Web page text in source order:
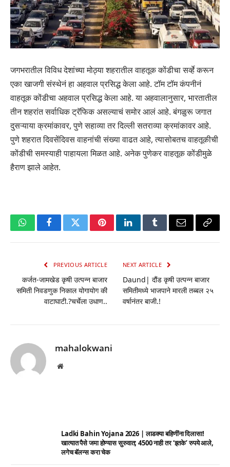
जगभरातील विविध देशांच्या मोठ्या शहरातील वाहतूक कोंडीचा सर्व्हे करून
एका खाजगी संस्थेनं हा अहवाल प्रसिद्ध केला आहे. टॉम टॉम कंपनीनं
वाहतूक कोंडीचा अहवाल प्रसिद्ध केला आहे. या अहवालानुसार, भारतातील
तीन शहरांत सर्वाधिक ट्रॅफिक असल्याचं समोर आलं आहे. बंगळुरू जगात
दुसऱ्याया क्रमांकावर, पुणे सहाव्या तर दिल्ली सतराव्या क्रमांकावर आहे.
पुणे शहरात दिवसेंदिवस वाहनांची संख्या वाढत आहे, त्यासोबतच वाहतूकीची
कोंडीची समस्याही पाहायला मिळत आहे. अनेक पुणेकर वाहतूक कोंडीमुळे
हैराण झाले आहेत.
WhatsAppFacebookTwitterPinterestLinkedInTumblrEmail Copy
PREVIOUS ARTICLE
कर्जत-जामखेड कृषी उत्पन्न बाजार
समिती निवडणुक निकाल योगायोग की
वाटाघाटी.?चर्चेला उधाण..
NEXT ARTICLE
Daund| दौंड कृषी उत्पन्न बाजार
समितीमध्ये भाजपाने मारली तब्बल २५
वर्षानंतर बाजी.!
mahalokwani
Website
Ladki Bahin Yojana 2026 | लाडक्या बहिणींना दिलासा!
खात्यात पैसे जमा होण्यास सुरुवात; 4500 नाही तर ‘इतके’ रुपये आले,
लगेच बॅलन्स करा चेक